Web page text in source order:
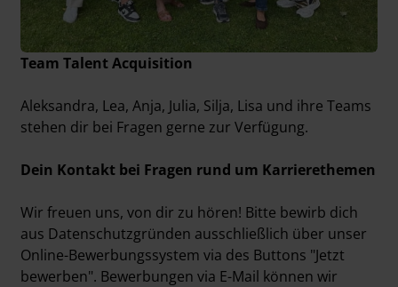
Team Talent Acquisition
Aleksandra, Lea, Anja, Julia, Silja, Lisa und ihre Teams
stehen dir bei Fragen gerne zur Verfügung.
Dein Kontakt bei Fragen rund um Karrierethemen
Wir freuen uns, von dir zu hören! Bitte bewirb dich
aus Datenschutzgründen ausschließlich über unser
Online-Bewerbungssystem via des Buttons "Jetzt
bewerben". Bewerbungen via E-Mail können wir